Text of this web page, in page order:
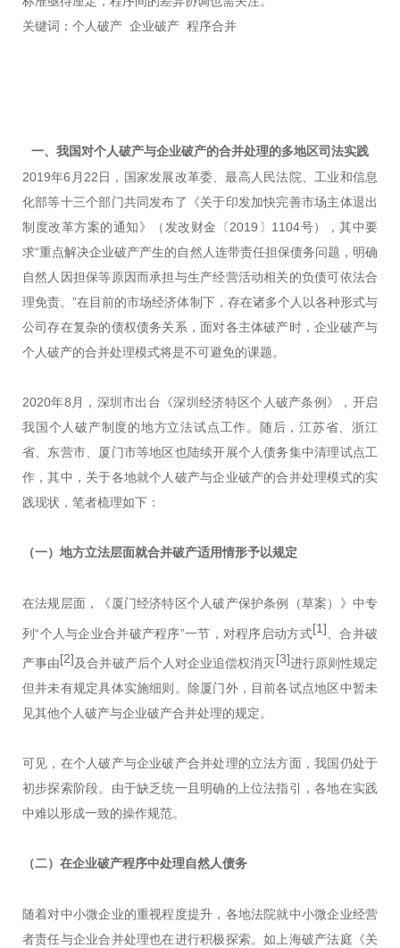
关键词：个人破产 企业破产 程序合并
一、我国对个人破产与企业破产的合并处理的多地区司法实践
2019年6月22日，国家发展改革委、最高人民法院、工业和信息
化部等十三个部门共同发布了《关于印发加快完善市场主体退出
制度改革方案的通知》（发改财金〔2019〕1104号），其中要
求“重点解决企业破产产生的自然人连带责任担保债务问题，明确
自然人因担保等原因而承担与生产经营活动相关的负债可依法合
理免责。”在目前的市场经济体制下，存在诸多个人以各种形式与
公司存在复杂的债权债务关系，面对各主体破产时，企业破产与
个人破产的合并处理模式将是不可避免的课题。
2020年8月，深圳市出台《深圳经济特区个人破产条例》，开启
我国个人破产制度的地方立法试点工作。随后，江苏省、浙江
省、东营市、厦门市等地区也陆续开展个人债务集中清理试点工
作，其中，关于各地就个人破产与企业破产的合并处理模式的实
践现状，笔者梳理如下：
（一） 地方立法层面就合并破产适用情形予以规定
在法规层面，《厦门经济特区个人破产保护条例（草案）》中专
列“个人与企业合并破产程序”一节，对程序启动方式[1] 、合并破
产事由[2]及合并破产后个人对企业追偿权消灭[3]进行原则性规定
但并未有规定具体实施细则。除厦门外，目前各试点地区中暂未
见其他个人破产与企业破产合并处理的规定。
可见，在个人破产与企业破产合并处理的立法方面，我国仍处于
初步探索阶段。由于缺乏统一且明确的上位法指引，各地在实践
中难以形成一致的操作规范。
（二） 在企业破产程序中处理自然人债务
随着对中小微企业的重视程度提升，各地法院就中小微企业经营
者责任与企业合并处理也在进行积极探索。如上海破产法庭《关